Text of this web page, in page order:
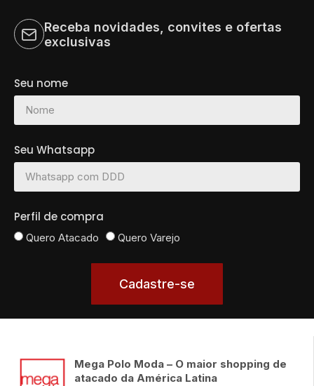
Receba novidades, convites e ofertas
exclusivas
Seu nome
Seu Whatsapp
Perfil de compra
Quero Atacado Quero Varejo
Cadastre-se
Mega Polo Moda – O maior shopping de
atacado da América Latina